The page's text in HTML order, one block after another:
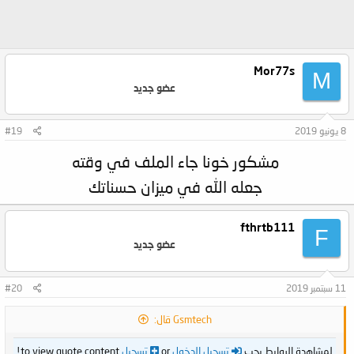
M
Mor77s
عضو جديد
8 يونيو 2019 #19
مشكور خونا جاء الملف في وقته
جعله الله في ميزان حسناتك
F
fthrtb111
عضو جديد
11 سبتمبر 2019 #20
Gsmtech قال:
لمشاهدة الروابط يجب تسجيل الدخولor تسجيلto view quote content!